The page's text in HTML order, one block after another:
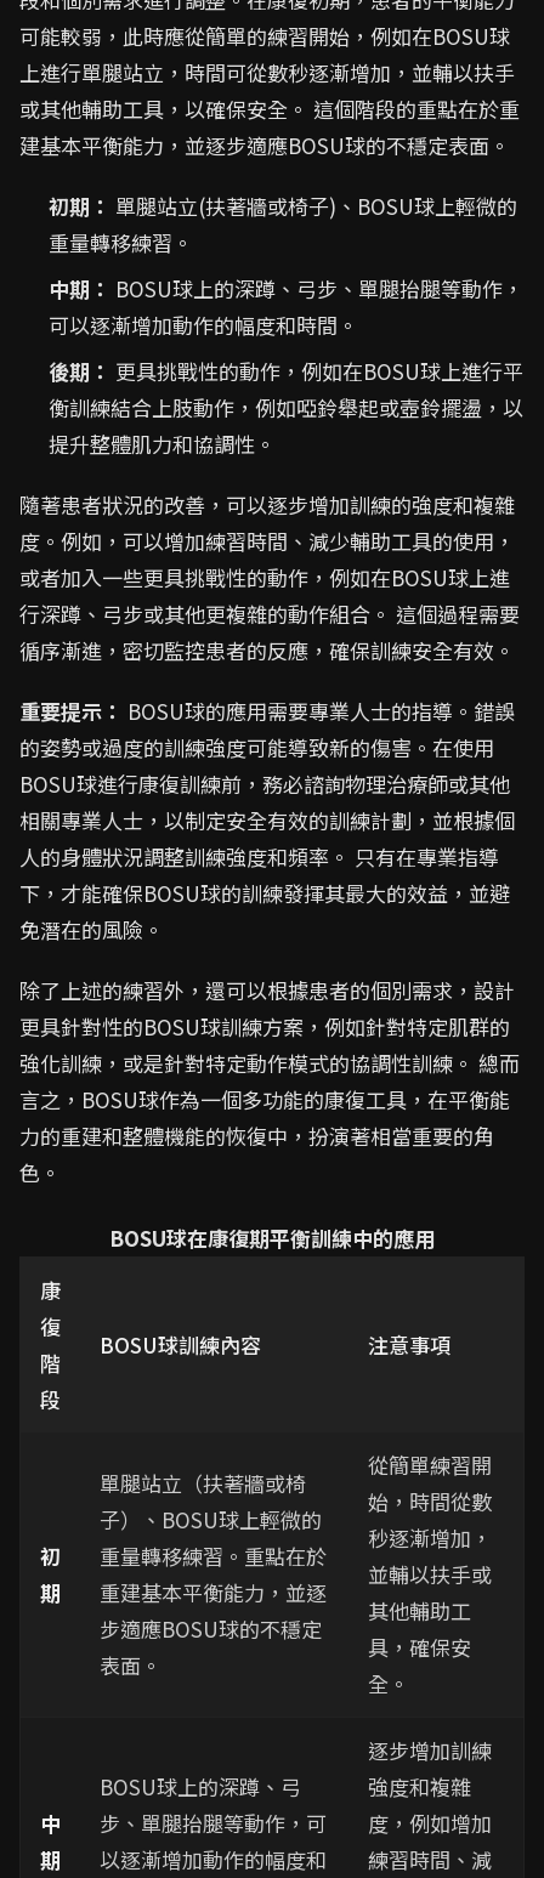
可能較弱，此時應從簡單的練習開始，例如在BOSU球
上進行單腿站立，時間可從數秒逐漸增加，並輔以扶手
或其他輔助工具，以確保安全。 這個階段的重點在於重
建基本平衡能力，並逐步適應BOSU球的不穩定表面。
初期： 單腿站立(扶著牆或椅子)、BOSU球上輕微的
重量轉移練習。
中期： BOSU球上的深蹲、弓步、單腿抬腿等動作，
可以逐漸增加動作的幅度和時間。
後期： 更具挑戰性的動作，例如在BOSU球上進行平
衡訓練結合上肢動作，例如啞鈴舉起或壺鈴擺盪，以
提升整體肌力和協調性。
隨著患者狀況的改善，可以逐步增加訓練的強度和複雜
度。例如，可以增加練習時間、減少輔助工具的使用，
或者加入一些更具挑戰性的動作，例如在BOSU球上進
行深蹲、弓步或其他更複雜的動作組合。 這個過程需要
循序漸進，密切監控患者的反應，確保訓練安全有效。
重要提示： BOSU球的應用需要專業人士的指導。錯誤
的姿勢或過度的訓練強度可能導致新的傷害。在使用
BOSU球進行康復訓練前，務必諮詢物理治療師或其他
相關專業人士，以制定安全有效的訓練計劃，並根據個
人的身體狀況調整訓練強度和頻率。 只有在專業指導
下，才能確保BOSU球的訓練發揮其最大的效益，並避
免潛在的風險。
除了上述的練習外，還可以根據患者的個別需求，設計
更具針對性的BOSU球訓練方案，例如針對特定肌群的
強化訓練，或是針對特定動作模式的協調性訓練。 總而
言之，BOSU球作為一個多功能的康復工具，在平衡能
力的重建和整體機能的恢復中，扮演著相當重要的角
色。
BOSU球在康復期平衡訓練中的應用
康
復
階
段
BOSU球訓練內容 注意事項
初
期
單腿站立（扶著牆或椅
子）、BOSU球上輕微的
重量轉移練習。重點在於
重建基本平衡能力，並逐
步適應BOSU球的不穩定
表面。
從簡單練習開
始，時間從數
秒逐漸增加，
並輔以扶手或
其他輔助工
具，確保安
全。
中
期
BOSU球上的深蹲、弓
步、單腿抬腿等動作，可
以逐漸增加動作的幅度和
逐步增加訓練
強度和複雜
度，例如增加
練習時間、減